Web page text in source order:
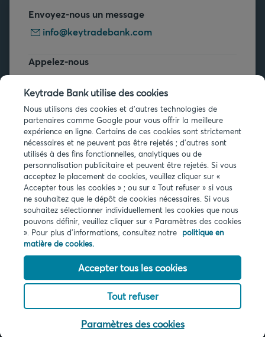
Envoyez-nous un message
info@keytradebank.com
Appelez-nous
+32 2 679 90 00
Vous avez des questions ?
Questions fréquentes
Infos légales
Privacy
Cookies
PSD2
Accessibilité
© 2026 Keytrade bank, succursale belge d'Arkéa Direct Bank SA (France),
filiale du Crédit Mutuel Arkéa
Keytrade Bank utilise des cookies
Nous utilisons des cookies et d'autres technologies de
partenaires comme Google pour vous offrir la meilleure
expérience en ligne. Certains de ces cookies sont strictement
nécessaires et ne peuvent pas être rejetés ; d'autres sont
utilisés à des fins fonctionnelles, analytiques ou de
personnalisation publicitaire et peuvent être rejetés. Si vous
acceptez le placement de cookies, veuillez cliquer sur «
Accepter tous les cookies » ; ou sur « Tout refuser » si vous
ne souhaitez que le dépôt de cookies nécessaires. Si vous
souhaitez sélectionner individuellement les cookies que nous
pouvons définir, veuillez cliquer sur « Paramètres des cookies
». Pour plus d'informations, consultez notre politique en
matière de cookies.
Accepter tous les cookies
Tout refuser
Paramètres des cookies